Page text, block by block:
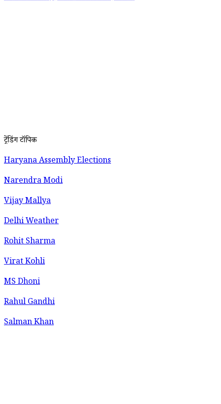
ट्रेंडिंग टॉपिक
Haryana Assembly Elections
Narendra Modi
Vijay Mallya
Delhi Weather
Rohit Sharma
Virat Kohli
MS Dhoni
Rahul Gandhi
Salman Khan